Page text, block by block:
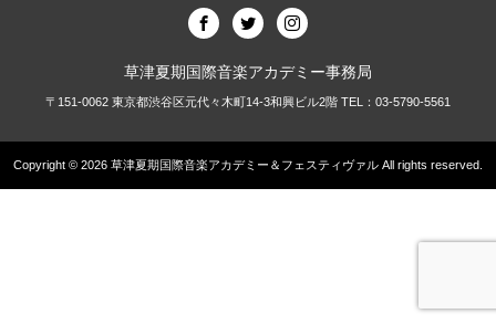
草津夏期国際音楽アカデミー事務局
〒151-0062 東京都渋谷区元代々木町14-3和興ビル2階 TEL：03-5790-5561
Copyright © 2026 草津夏期国際音楽アカデミー＆フェスティヴァル All rights reserved.